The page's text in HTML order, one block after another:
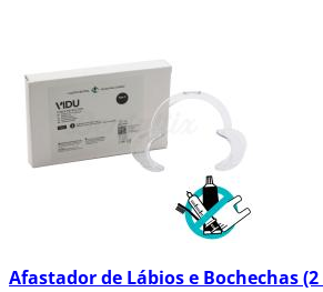
Afastador de Lábios e Bochechas